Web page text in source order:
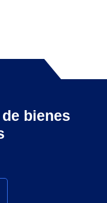
bienes